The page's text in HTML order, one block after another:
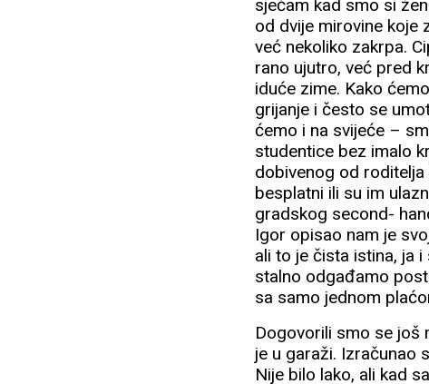
sjećam kad smo si
od dvije mirovine koje
već nekoliko zakrpa.
rano ujutro, već pred
iduće zime. Kako
grijanje i često se
ćemo i na svijeće –
studentice bez imalo
dobivenog od
besplatni ili su im
gradskog second-
Igor opisao nam je
ali to je čista istina, ja
stalno odgađamo
sa samo jednom
Dogovorili smo se još
je u garaži. Izračunao
Nije bilo lako, ali kad